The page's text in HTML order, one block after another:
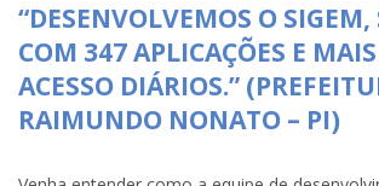
“DESENVOLVEMOS O
COM 347 APLICAÇÕES E
ACESSO DIÁRIOS.”
RAIMUNDO NONATO – PI)